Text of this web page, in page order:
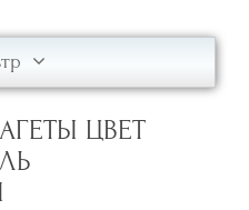
ЦВЕТ